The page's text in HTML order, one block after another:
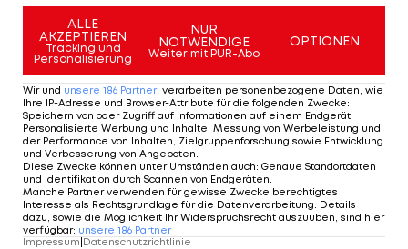
Stefan Posch
zwei ÖFB-Legionäre in der Startelf.
Mehr zum Thema
ALLE
AKZEPTIEREN
Tracking und
Personalisierung
NUR
NOTWENDIGE
Weiter mit PUR-Abo
OPTIONEN
Wir und unsere 186 Partner verarbeiten personenbezogene Daten, wie
Ihre IP-Adresse und Browser-Attribute für die folgenden Zwecke:
Speichern von oder Zugriff auf Informationen auf einem Endgerät;
Personalisierte Werbung und Inhalte, Messung von Werbeleistung und
der Performance von Inhalten, Zielgruppenforschung sowie Entwicklung
und Verbesserung von Angeboten
Diese Zwecke können unter Umständen auch: Genaue Standortdaten
und Identifikation durch Scannen von Endgeräten
Manche Partner verwenden für gewisse Zwecke berechtigtes
Interesse als Rechtsgrundlage für die Datenverarbeitung. Details
dazu, sowie die Möglichkeit Ihr Widerspruchsrecht auszuüben, sind hier
verfügbar: unsere 186 Partner
Impressum|Datenschutzrichtlinie